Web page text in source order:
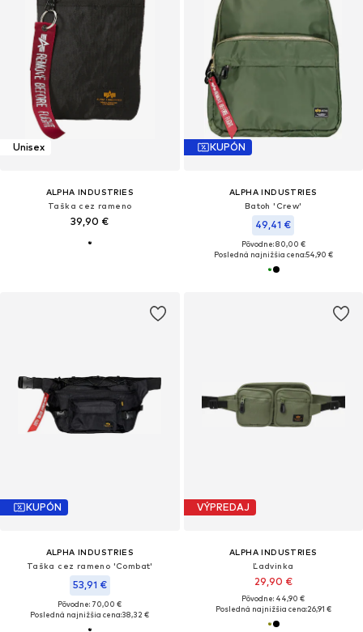
Unisex
ALPHA INDUSTRIES
Taška cez rameno
39,90 €
KUPÓN
ALPHA INDUSTRIES
Batoh 'Crew'
49,41 €
Pôvodne: 80,00 €
Posledná najnižšia cena:54,90 €
KUPÓN
ALPHA INDUSTRIES
Taška cez rameno 'Combat'
53,91 €
Pôvodne: 70,00 €
Posledná najnižšia cena:38,32 €
VÝPREDAJ
ALPHA INDUSTRIES
Ľadvinka
29,90 €
Pôvodne: 44,90 €
Posledná najnižšia cena:26,91 €